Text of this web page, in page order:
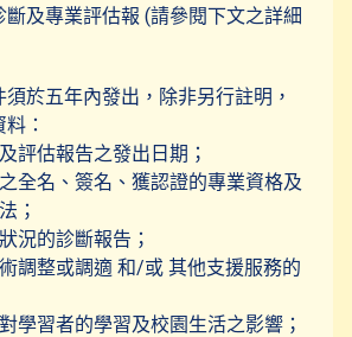
斷及專業評估報 (請參閱下文之詳細
於五年內發出，除非另行註明，
：
評估報告之發出日期；
全名、簽名、獲認證的專業資格及
；
況的診斷報告；
調整或調適 和/或 其他支援服務的
學習者的學習及校園生活之影響；